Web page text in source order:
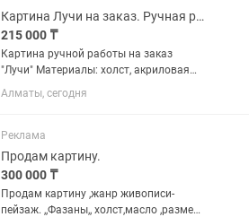
Картина Лучи на заказ. Ручная работа, текстурная паста, поталь
215 000 ₸
Картина ручной работы на заказ
"Лучи" Материалы: холст, акриловая
краска, текстурная паста, поталь
(золото), лак Сроки изготовления - от 5
студийная -...
Алматы, сегодня
Реклама
Продам картину.
300 000 ₸
Продам картину ,жанр живописи-
пейзаж. ,,Фазаны,, холст,масло ,размер